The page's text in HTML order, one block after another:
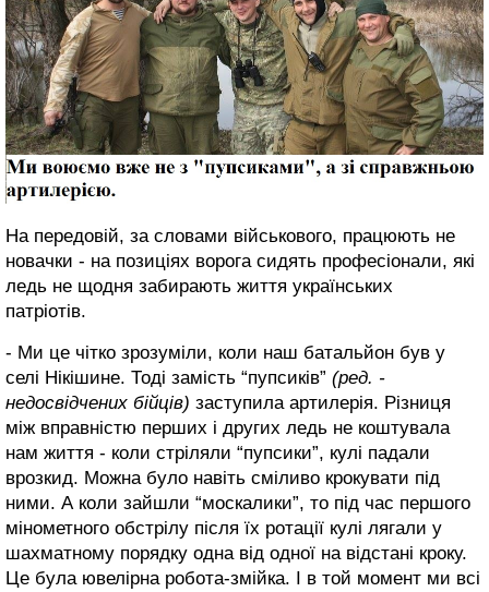
На передовій, за словами військового, працюють не
новачки - на позиціях ворога сидять професіонали, які
ледь не щодня забирають життя українських
патріотів.
- Ми це чітко зрозуміли, коли наш батальйон був у
селі Нікішине. Тоді замість “пупсиків” (ред. -
недосвідчених бійців) заступила артилерія. Різниця
між вправністю перших і других ледь не коштувала
нам життя - коли стріляли “пупсики”, кулі падали
врозкид. Можна було навіть сміливо крокувати під
ними. А коли зайшли “москалики”, то під час першого
мінометного обстрілу після їх ротації кулі лягали у
шахматному порядку одна від одної на відстані кроку.
Це була ювелірна робота-змійка. І в той момент ми всі